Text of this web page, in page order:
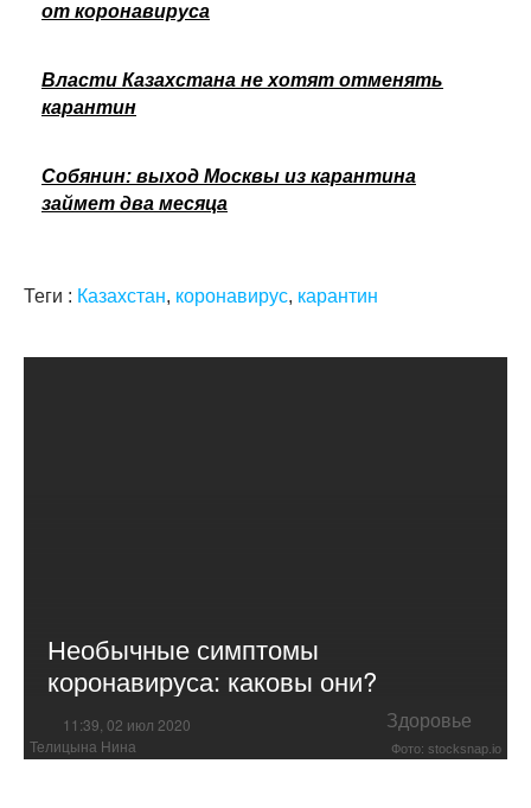
от коронавируса
Власти Казахстана не хотят отменять
карантин
Собянин: выход Москвы из карантина
займет два месяца
Теги : Казахстан, коронавирус, карантин
Необычные симптомы
коронавируса: каковы они?
11:39, 02 июл 2020 Здоровье
Телицына Нина Фото: stocksnap.io